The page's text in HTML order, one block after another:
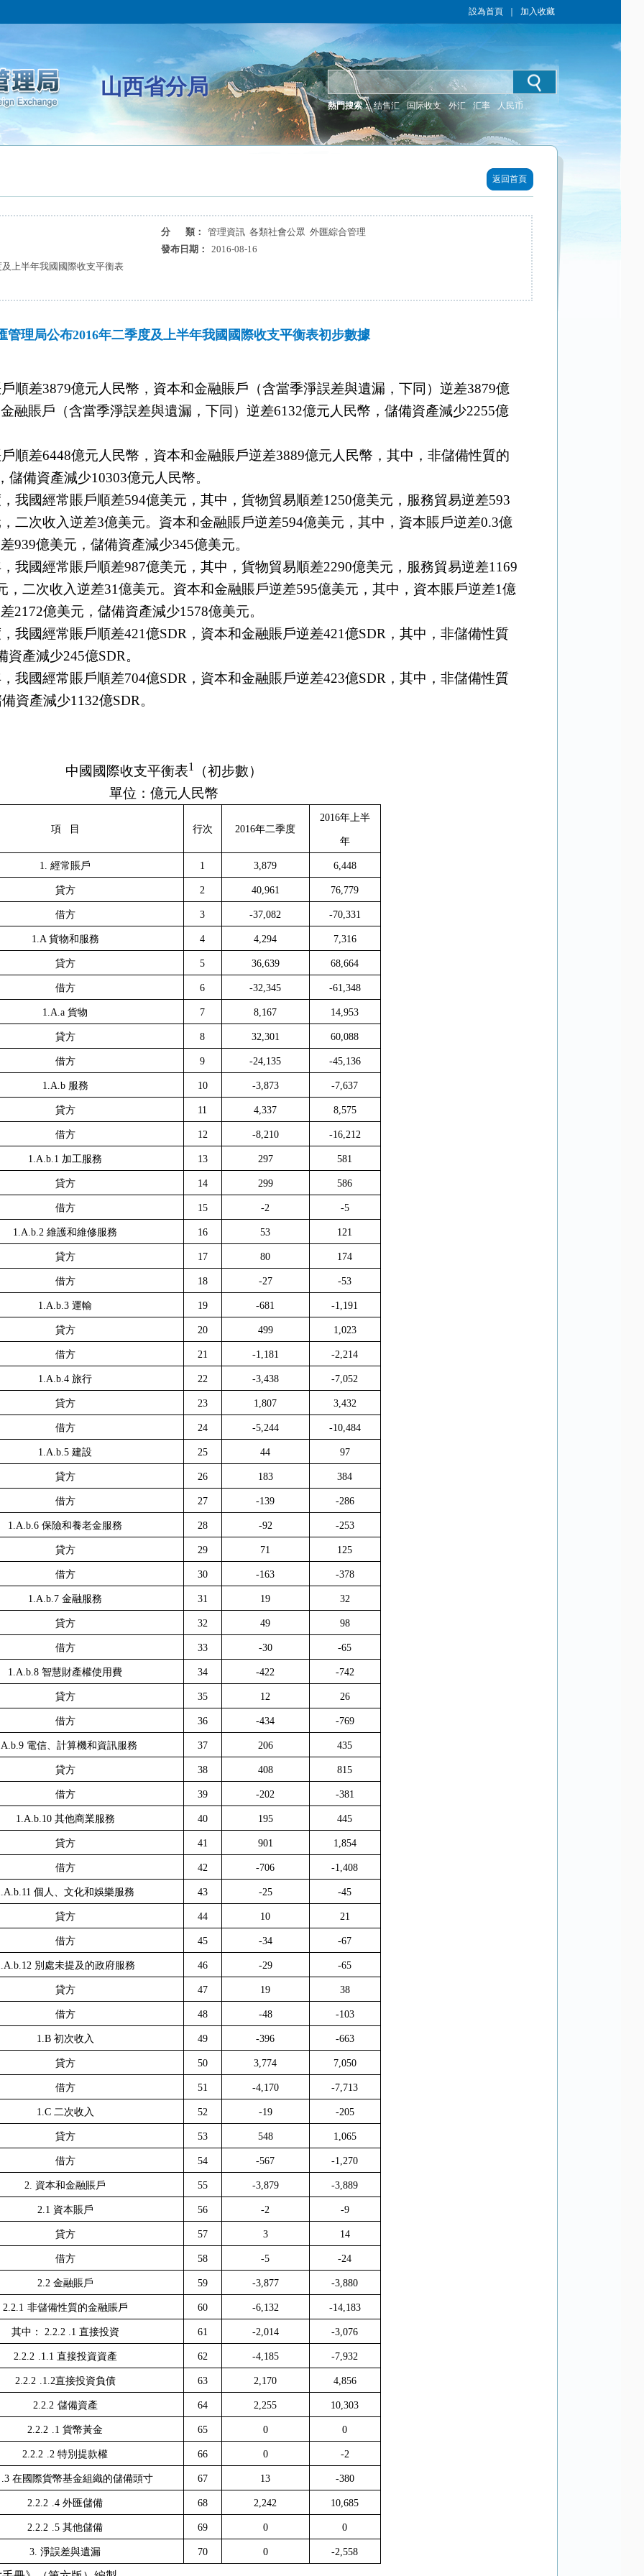
設為首頁 加入收藏
山西省分局
熱門搜索： 结售汇 国际收支 外汇 汇率 人民币
返回首頁
分 類：
管理資訊 各類社會公眾 外匯綜合管理
發布日期：
2016-08-16
上半年我國國際收支平衡表
管理局公布2016年二季度及上半年我國國際收支平衡表初步數據
順差3879億元人民幣，資本和金融賬戶（含當季淨誤差與遺漏，下同）逆差3879億
融賬戶（含當季淨誤差與遺漏，下同）逆差6132億元人民幣，儲備資產減少2255億
順差6448億元人民幣，資本和金融賬戶逆差3889億元人民幣，其中，非儲備性質的
儲備資產減少10303億元人民幣。
我國經常賬戶順差594億美元，其中，貨物貿易順差1250億美元，服務貿易逆差593
二次收入逆差3億美元。資本和金融賬戶逆差594億美元，其中，資本賬戶逆差0.3億
939億美元，儲備資產減少345億美元。
我國經常賬戶順差987億美元，其中，貨物貿易順差2290億美元，服務貿易逆差1169
，二次收入逆差31億美元。資本和金融賬戶逆差595億美元，其中，資本賬戶逆差1億
2172億美元，儲備資產減少1578億美元。
我國經常賬戶順差421億SDR ，資本和金融賬戶逆差421億SDR ，其中，非儲備性質
資產減少245億SDR。
我國經常賬戶順差704億SDR ，資本和金融賬戶逆差423億SDR ，其中，非儲備性質
資產減少1132億SDR。
中國國際收支平衡表1
（初步數）
單位：億元人民幣
項 目 行次 2016年二季度
2016年上半
年
1. 經常賬戶 1 3,879 6,448
貸方 2 40,961 76,779
借方 3 -37,082 -70,331
1.A 貨物和服務 4 4,294 7,316
貸方 5 36,639 68,664
借方 6 -32,345 -61,348
1.A.a 貨物 7 8,167 14,953
貸方 8 32,301 60,088
借方 9 -24,135 -45,136
1.A.b 服務 10 -3,873 -7,637
貸方 11 4,337 8,575
借方 12 -8,210 -16,212
1.A.b.1 加工服務 13 297 581
貸方 14 299 586
借方 15 -2 -5
1.A.b.2 維護和維修服務 16 53 121
貸方 17 80 174
借方 18 -27 -53
1.A.b.3 運輸 19 -681 -1,191
貸方 20 499 1,023
借方 21 -1,181 -2,214
1.A.b.4 旅行 22 -3,438 -7,052
貸方 23 1,807 3,432
借方 24 -5,244 -10,484
1.A.b.5 建設 25 44 97
貸方 26 183 384
借方 27 -139 -286
1.A.b.6 保險和養老金服務 28 -92 -253
貸方 29 71 125
借方 30 -163 -378
1.A.b.7 金融服務 31 19 32
貸方 32 49 98
借方 33 -30 -65
1.A.b.8 智慧財產權使用費 34 -422 -742
貸方 35 12 26
借方 36 -434 -769
電信、計算機和資訊服務 37 206 435
貸方 38 408 815
借方 39 -202 -381
1.A.b.10 其他商業服務 40 195 445
貸方 41 901 1,854
借方 42 -706 -1,408
個人、文化和娛樂服務 43 -25 -45
貸方 44 10 21
借方 45 -34 -67
別處未提及的政府服務 46 -29 -65
貸方 47 19 38
借方 48 -48 -103
1.B 初次收入 49 -396 -663
貸方 50 3,774 7,050
借方 51 -4,170 -7,713
1.C 二次收入 52 -19 -205
貸方 53 548 1,065
借方 54 -567 -1,270
2. 資本和金融賬戶 55 -3,879 -3,889
2.1 資本賬戶 56 -2 -9
貸方 57 3 14
借方 58 -5 -24
2.2 金融賬戶 59 -3,877 -3,880
2.2.1 非儲備性質的金融賬戶 60 -6,132 -14,183
其中： 2.2.2 .1 直接投資 61 -2,014 -3,076
2.2.2 .1.1 直接投資資產 62 -4,185 -7,932
2.2.2 .1.2直接投資負債 63 2,170 4,856
2.2.2 儲備資產 64 2,255 10,303
2.2.2 .1 貨幣黃金 65 0 0
2.2.2 .2 特別提款權 66 0 -2
.3 在國際貨幣基金組織的儲備頭寸 67 13 -380
2.2.2 .4 外匯儲備 68 2,242 10,685
2.2.2 .5 其他儲備 69 0 0
3. 淨誤差與遺漏 70 0 -2,558